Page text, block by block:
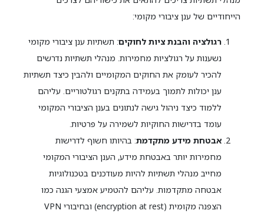
הייחודיים של ענן ציבורי מקומי:
רגולציה והבנת ציות לחוקים: תשתיות ענן ציבורי מקומי
נשענות על רגולציות מחמירות. מנהלי תשתיות נדרשים
להכיר לעומק את החוקים המקומיים ולהבין כיצד תשתיות
ענן יכולות לתמוך בעמידה בתקנים רגולטוריים. עליהם
ללמוד כיצד ניהול גישה לנתונים בענן הציבורי המקומי
עומד בדרישות החוקיות לשמירה על פרטיות.
אבטחת מידע מתקדמת: בהיותו חשוף לדרישות
מחמירות יותר באבטחת מידע, הענן הציבורי המקומי
מחייב מנהלי תשתיות להיות מעודכנים בטכנולוגיות
אבטחה מתקדמות. עליהם להטמיע אמצעי הגנה כמו
הצפנה מקומית (encryption at rest) ובחיבורי VPN